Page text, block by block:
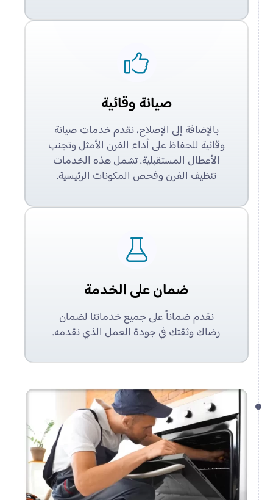
صيانة وقائية
بالإضافة إلى الإصلاح، نقدم خدمات صيانة
وقائية للحفاظ على أداء الفرن الأمثل وتجنب
الأعطال المستقبلية. تشمل هذه الخدمات
تنظيف الفرن وفحص المكونات الرئيسية.
ضمان على الخدمة
نقدم ضماناً على جميع خدماتنا لضمان
رضاك وثقتك في جودة العمل الذي نقدمه.